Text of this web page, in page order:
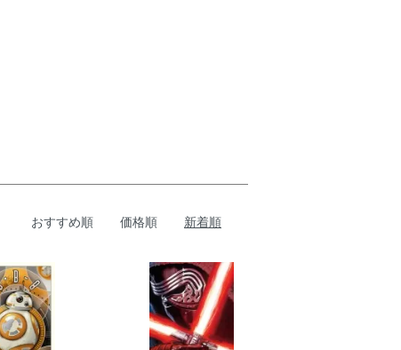
おすすめ順 価格順 新着順